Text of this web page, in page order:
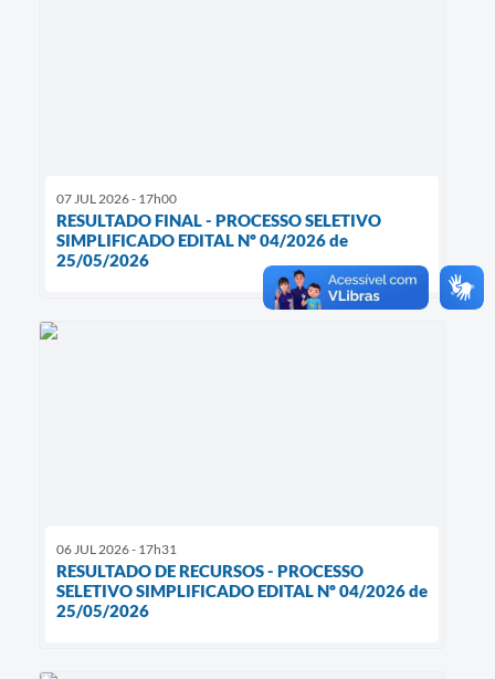
07 JUL 2026 - 17h00
RESULTADO FINAL - PROCESSO SELETIVO
SIMPLIFICADO EDITAL Nº 04/2026 de
25/05/2026
06 JUL 2026 - 17h31
RESULTADO DE RECURSOS - PROCESSO
SELETIVO SIMPLIFICADO EDITAL Nº 04/2026 de
25/05/2026